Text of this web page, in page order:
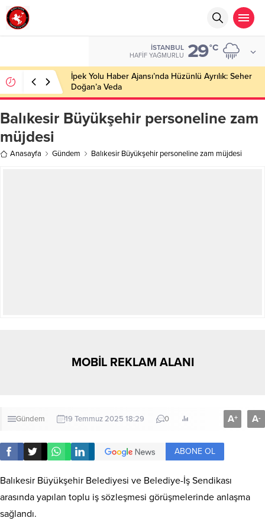
İSTANBUL
HAFIF YAĞMURLU 29°C
İpek Yolu Haber Ajansı’nda Hüzünlü Ayrılık: Seher
Doğan’a Veda
Balıkesir Büyükşehir personeline zam
müjdesi
Anasayfa Gündem Balıkesir Büyükşehir personeline zam müjdesi
MOBİL REKLAM ALANI
Gündem 19 Temmuz 2025 18:29 0 A+ A-
ABONE OL
Balıkesir Büyükşehir Belediyesi ve Belediye-İş Sendikası
arasında yapılan toplu iş sözleşmesi görüşmelerinde anlaşma
sağlandı.